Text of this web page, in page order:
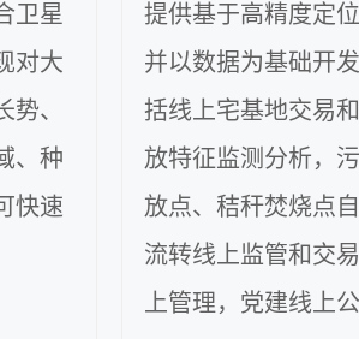
卫星
对大
、
、种
快速
提供基于高精度定
并以数据为基础开
括线上宅基地交易
放特征监测分析，
放点、秸秆焚烧点
流转线上监管和交
上管理，党建线上